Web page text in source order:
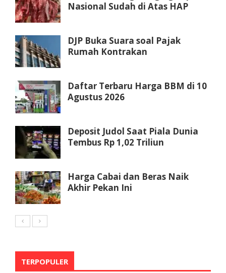
Nasional Sudah di Atas HAP
DJP Buka Suara soal Pajak
Rumah Kontrakan
Daftar Terbaru Harga BBM di 10
Agustus 2026
Deposit Judol Saat Piala Dunia
Tembus Rp 1,02 Triliun
Harga Cabai dan Beras Naik
Akhir Pekan Ini
TERPOPULER